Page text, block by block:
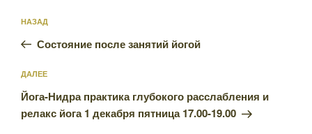
по
записям
Предыдущая
запись:
НАЗАД
Состояние после занятий йогой
Следующая
запись
ДАЛЕЕ
Йога-Нидра практика глубокого расслабления и
релакс йога 1 декабря пятница 17.00-19.00